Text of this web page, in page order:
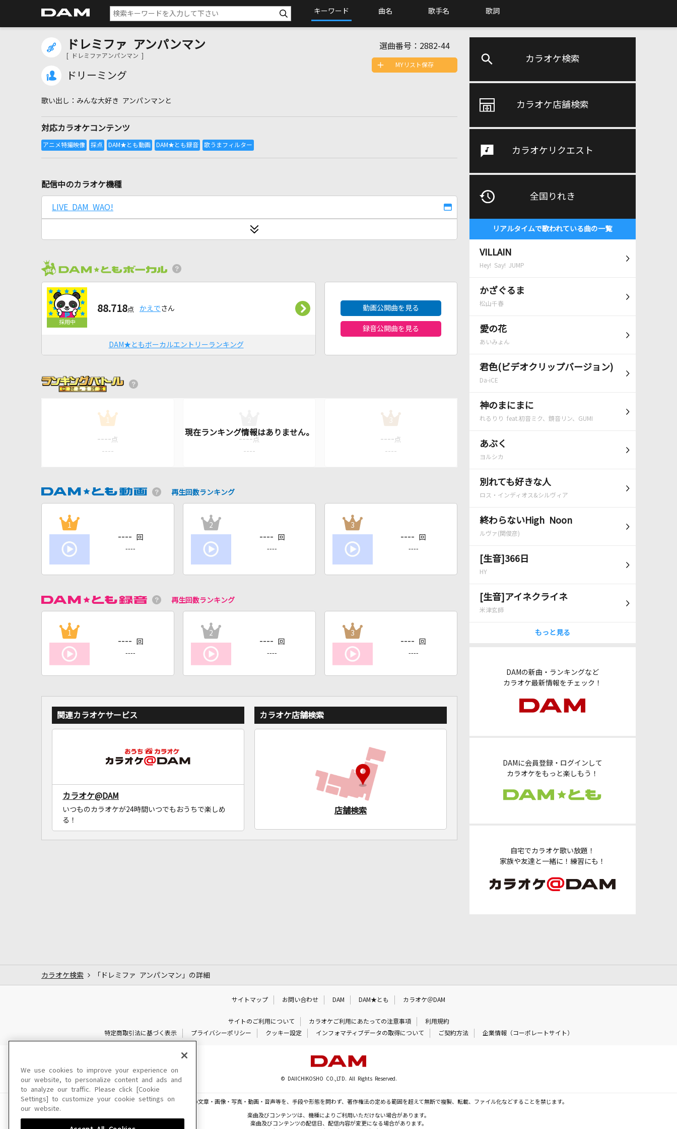
キーワード 曲名 歌手名 歌詞
カラオケ検索
カラオケ店舗検索
カラオケリクエスト
全国りれき
リアルタイムで歌われている曲の一覧
VILLAIN
Hey! Say! JUMP
かざぐるま
松山千春
愛の花
あいみょん
君色(ビデオクリップバージョン)
Da-iCE
神のまにまに
れるりり feat.初音ミク、鏡音リン、GUMI
あぶく
ヨルシカ
別れても好きな人
ロス・インディオス&シルヴィア
終わらないHigh Noon
ルヴァ(関俊彦)
[生音]366日
HY
[生音]アイネクライネ
米津玄師
もっと見る
DAMの新曲・ランキングなど
カラオケ最新情報をチェック！
DAMに会員登録・ログインして
カラオケをもっと楽しもう！
自宅でカラオケ歌い放題！
家族や友達と一緒に！練習にも！
ドレミファ アンパンマン
[ ドレミファアンパンマン ]
ドリーミング
選曲番号： 2882-44
みんな大好き アンパンマンと
対応カラオケコンテンツ
MYリスト保存
配信中のカラオケ機種
LIVE DAM WAO!
88.718点 かえで さん
DAM★ともボーカルエントリーランキング
動画公開曲を見る
録音公開曲を見る
1
---- 点
----
---- 点
----
3
---- 点
----
再生回数ランキング
1
---- 回
----
2
---- 回
----
3
---- 回
----
再生回数ランキング
1
---- 回
----
2
---- 回
----
3
---- 回
----
関連カラオケサービス
カラオケ@DAM
いつものカラオケが24時間いつでもおうちで楽しめ
る！
カラオケ店舗検索
店舗検索
カラオケ検索 「ドレミファ アンパンマン」の詳細
サイトマップ お問い合わせ DAM DAM★とも カラオケ＠DAM
サイトのご利用について カラオケご利用にあたっての注意事項
利用規約
特定商取引法に基づく表示
プライバシーポリシー クッキー設定 インフォマティブデータの取得について ご契約方法 企業情報（コーポレートサイト）
© DAIICHIKOSHO CO.,LTD. All Rights Reserved.
このサイトに掲載されている一切の文章・画像・写真・動画・音声等を、手段や形態を問わず、著作権法の定める範囲を超えて無断で複製、転載、ファイル化などすることを禁じます。
楽曲及びコンテンツは、機種によりご利用いただけない場合があります。
楽曲及びコンテンツの配信日、配信内容が変更になる場合があります。
We use cookies to improve your experience on
our website, to personalize content and ads and
to analyze our traffic. Please click [Cookie
Settings] to customize your cookie settings on
our website.